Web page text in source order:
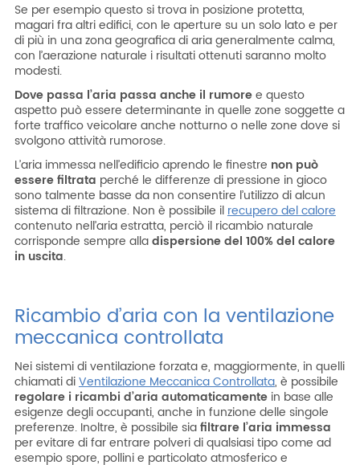
Se per esempio questo si trova in posizione protetta,
magari fra altri edifici, con le aperture su un solo lato e per
di più in una zona geografica di aria generalmente calma,
con l’aerazione naturale i risultati ottenuti saranno molto
modesti.
Dove passa l’aria passa anche il rumoree questo
aspetto può essere determinante in quelle zone soggette a
forte traffico veicolare anche notturno o nelle zone dove si
svolgono attività rumorose.
L’aria immessa nell’edificio aprendo le finestre non può
essere filtrata perché le differenze di pressione in gioco
sono talmente basse da non consentire l’utilizzo di alcun
sistema di filtrazione. Non è possibile ilrecupero del calore
contenuto nell’aria estratta, perciò il ricambio naturale
corrisponde sempre alladispersione del 100% del calore
in uscita.
Ricambio d’aria con la ventilazione
meccanica controllata
Nei sistemi di ventilazione forzata e, maggiormente, in quelli
chiamati diVentilazione Meccanica Controllata, è possibile
regolare i ricambi d’aria automaticamentein base alle
esigenze degli occupanti, anche in funzione delle singole
preferenze. Inoltre, è possibile siafiltrare l’aria immessa
per evitare di far entrare polveri di qualsiasi tipo come ad
esempio spore, pollini e particolato atmosferico e